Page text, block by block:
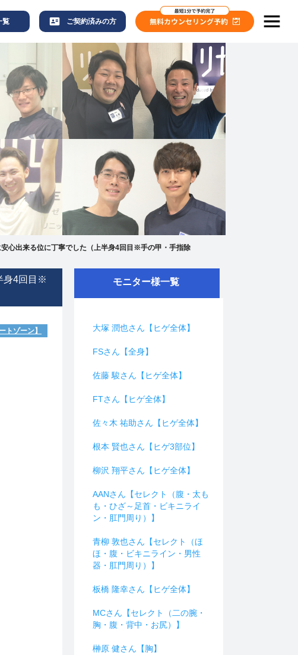
覧 ご契約済みの方
心出来る位に丁寧でした（上半身4回目※手の甲・手指除
身4回目※
トゾーン】
モニター様一覧
大塚 潤也さん【ヒゲ全体】
FSさん【全身】
佐藤 駿さん【ヒゲ全体】
FTさん【ヒゲ全体】
佐々木 祐助さん【ヒゲ全体】
根本 賢也さん【ヒゲ3部位】
柳沢 翔平さん【ヒゲ全体】
AANさん【セレクト（腹・太も
も・ひざ～足首・ビキニライ
ン・肛門周り）】
青柳 敦也さん【セレクト（ほ
ほ・腹・ビキニライン・男性
器・肛門周り）】
板橋 隆幸さん【ヒゲ全体】
MCさん【セレクト（二の腕・
胸・腹・背中・お尻）】
榊原 健さん【胸】